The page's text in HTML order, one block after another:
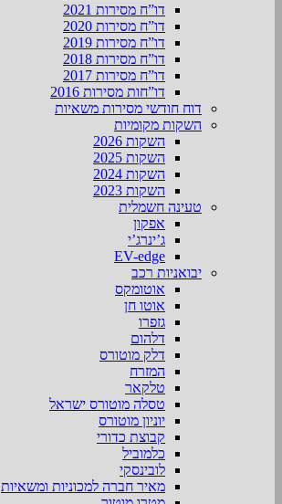
דו”ח מסירות 2021
דו”ח מסירות 2020
דו”ח מסירות 2019
דו”ח מסירות 2018
דו”ח מסירות 2017
דו”חות מסירות 2016
דוח חודשי מסירות משאיות
השקות מקומיות
השקות 2026
השקות 2025
השקות 2024
השקות 2023
טעינה חשמלית
אפקון
ג’ינרג’י
EV-edge
יבואניות רכב
אוטומקס
אוטו חן
גזפרו
דלהום
דלק מוטורס
המזרח
טלקאר
טסלה מוטורס ישראל
יוניון מוטורס
קבוצת כדורי
כלמוביל
לובינסקי
מאיר חברה למכוניות ומשאיות